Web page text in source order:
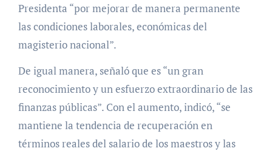
Presidenta “por mejorar de manera permanente
las condiciones laborales, económicas del
magisterio nacional”.
De igual manera, señaló que es “un gran
reconocimiento y un esfuerzo extraordinario de las
finanzas públicas”. Con el aumento, indicó, “se
mantiene la tendencia de recuperación en
términos reales del salario de los maestros y las